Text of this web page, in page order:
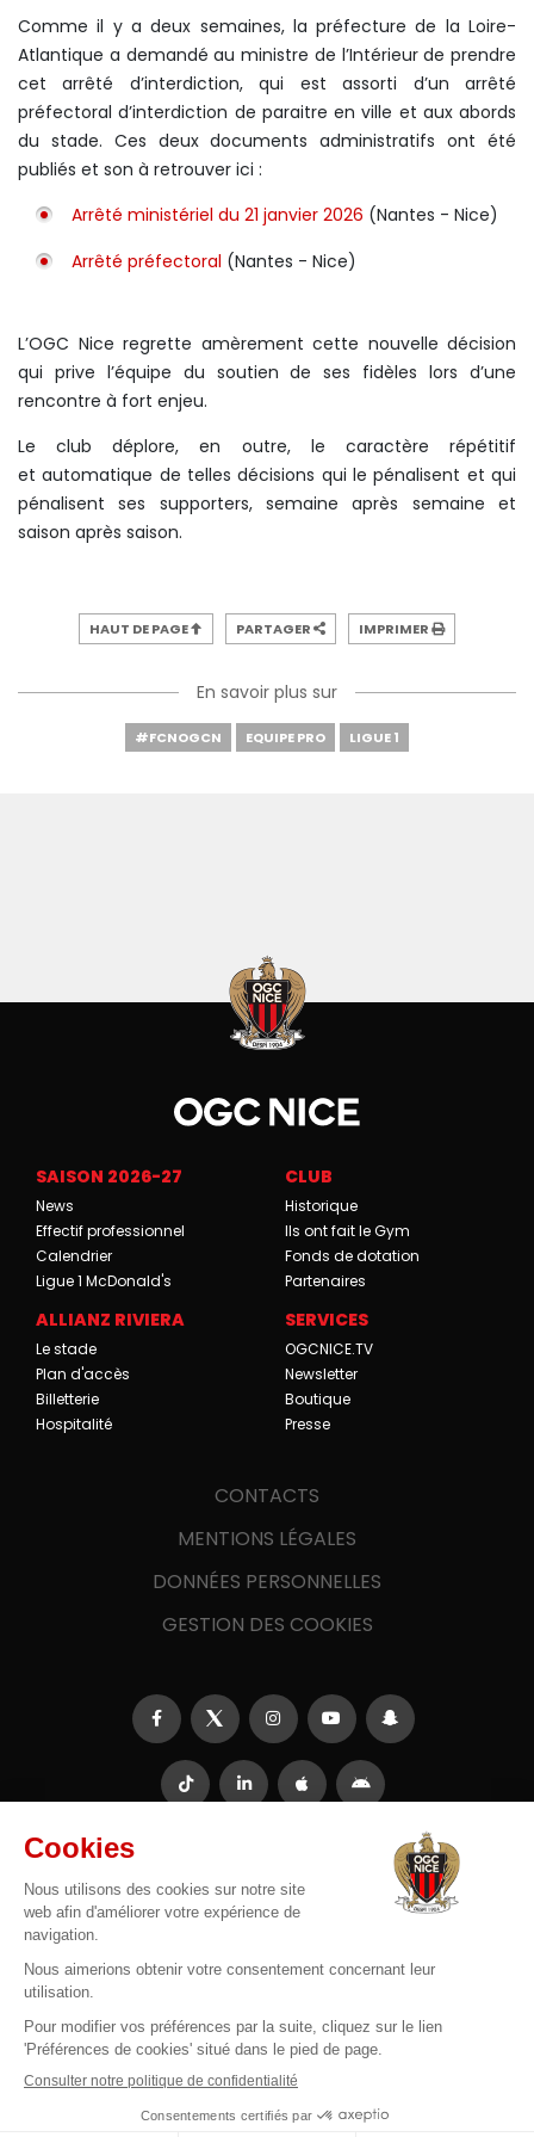
Comme il y a deux semaines, la préfecture de la Loire-
Atlantique a demandé au ministre de l’Intérieur de prendre
cet arrêté d’interdiction, qui est assorti d’un arrêté
préfectoral d’interdiction de paraitre en ville et aux abords
du stade. Ces deux documents administratifs ont été
publiés et son à retrouver ici :
Arrêté ministériel du 21 janvier 2026 (Nantes - Nice)
Arrêté préfectoral (Nantes - Nice)
L’OGC Nice regrette amèrement cette nouvelle décision
qui prive l’équipe du soutien de ses fidèles lors d’une
rencontre à fort enjeu.
Le club déplore, en outre, le caractère répétitif
et automatique de telles décisions qui le pénalisent et qui
pénalisent ses supporters, semaine après semaine et
saison après saison.
HAUT DE PAGE PARTAGER IMPRIMER
En savoir plus sur
#FCNOGCN EQUIPE PRO LIGUE 1
SAISON 2026-27
News
Effectif professionnel
Calendrier
Ligue 1 McDonald's
CLUB
Historique
Ils ont fait le Gym
Fonds de dotation
Partenaires
ALLIANZ RIVIERA
Le stade
Plan d'accès
Billetterie
Hospitalité
SERVICES
OGCNICE.TV
Newsletter
Boutique
Presse
CONTACTS
MENTIONS LÉGALES
DONNÉES PERSONNELLES
GESTION DES COOKIES